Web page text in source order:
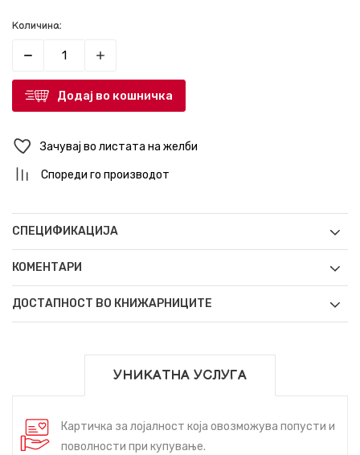
Количина:
Додај во кошничка
Зачувај во листата на желби
Спореди го производот
СПЕЦИФИКАЦИЈА
КОМЕНТАРИ
ДОСТАПНОСТ ВО КНИЖАРНИЦИТЕ
УНИКАТНА УСЛУГА
Картичка за лојалност која овозможува попусти и
поволности при купување.